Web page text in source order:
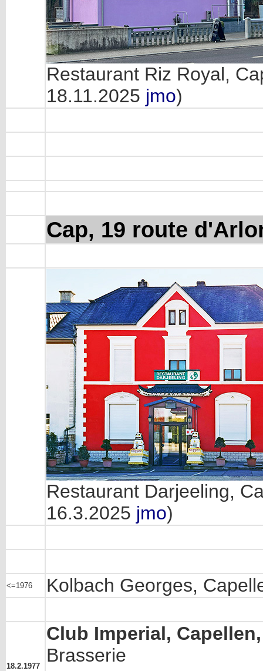
Restaurant Riz Royal,
18.11.2025 jmo)
Cap, 19 route
Restaurant Darjeeling,
16.3.2025 jmo)
<=1976 Kolbach Georges,
18.2.1977
Club Imperial,
Brasserie